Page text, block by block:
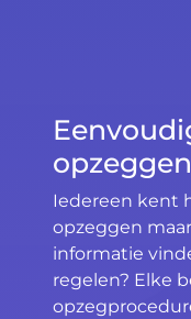
opzeggen
Iedereen kent
opzeggen
informatie
regelen? Elke